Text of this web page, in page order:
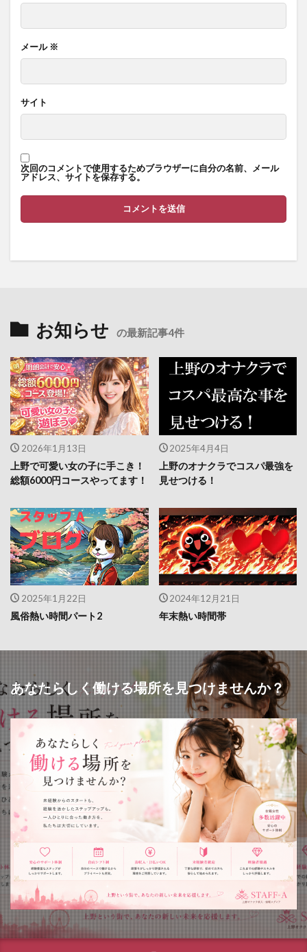
メール ※
サイト
次回のコメントで使用するためブラウザーに自分の名前、メール
アドレス、サイトを保存する。
お知らせ の最新記事4件
2026年1月13日
上野で可愛い女の子に手こき！
総額6000円コースやってます！
2025年4月4日
上野のオナクラでコスパ最強を
見せつける！
2025年1月22日
風俗熱い時間パート2
2024年12月21日
年末熱い時間帯
あなたらしく働ける場所を見つけませんか？